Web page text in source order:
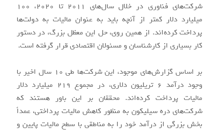
شرکت‌های فناوری در خلال سال‌های ۲۰۱۱ تا ۲۰۲۰، ۱۰۰
میلیارد دلار کمتر از آنچه باید به عنوان مالیات به دولت‌ها
پرداخت کرده‌اند. از همین روی، حل این معظل بزرگ، در دستور
کار بسیاری از کارشناسان و مسئولان اقتصادی قرار گرفته است.
بر اساس گزارش‌های موجود، این شرکت‌ها طی ۱۰ سال اخیر با
وجود درآمد ۶ تریلیون دلاری، در مجموع ۲۱۹ میلیارد دلار
مالیات پرداخت کرده‌اند. محققان بر این باور هستند که
شرکت‌های دره سیلیکون به منظور کاهش مالیات پرداختی، عمداً
بخش بزرگی از درآمد خود را به مناطقی با سطح مالیات پایین و